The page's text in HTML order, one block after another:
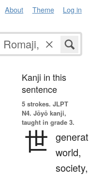
About Theme Log in
Kanji in this
sentence
5 strokes. JLPT
N4. Jōyō kanji,
taught in grade 3.
世 world,
society,